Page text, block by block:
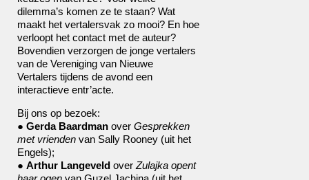
dilemma’s komen ze te staan? Wat
maakt het vertalersvak zo mooi? En hoe
verloopt het contact met de auteur?
Bovendien verzorgen de jonge vertalers
van de Vereniging van Nieuwe
Vertalers tijdens de avond een
interactieve entr’acte.
Bij ons op bezoek:
● Gerda Baardman over Gesprekken
met vrienden van Sally Rooney (uit het
Engels);
● Arthur Langeveld over Zulajka opent